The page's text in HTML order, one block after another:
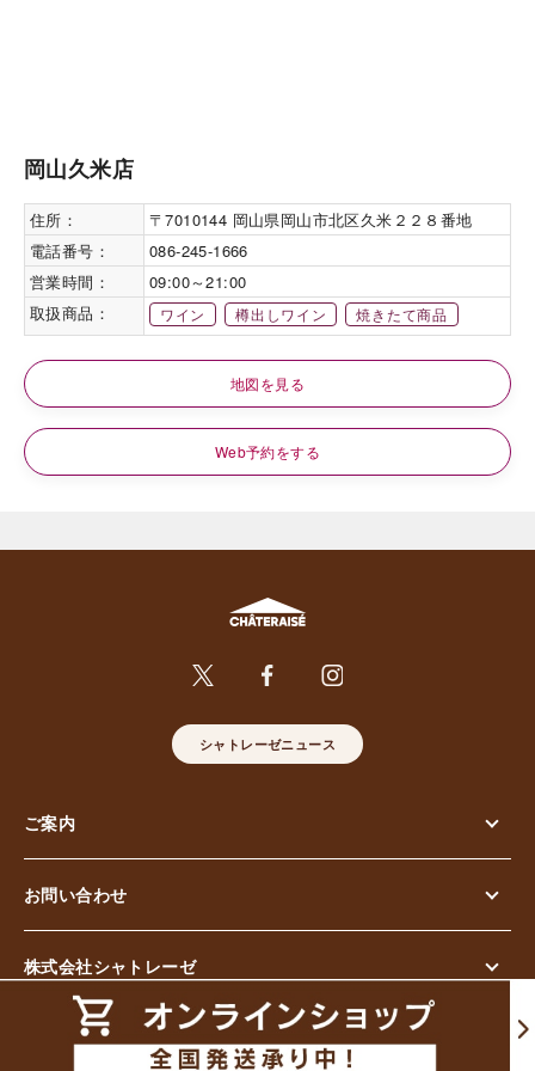
岡山久米店
住所：
〒7010144 岡山県岡山市北区久米２２８番地
電話番号：
086-245-1666
営業時間：
09:00～21:00
取扱商品：
ワイン 樽出しワイン 焼きたて商品
地図を見る
Web予約をする
シャトレーゼニュース
ご案内
お問い合わせ
株式会社シャトレーゼ
© Chateraise Co.,Ltd. All Rights Reserved.